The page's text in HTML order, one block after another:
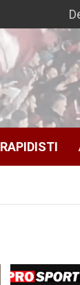
RAPIDISTI